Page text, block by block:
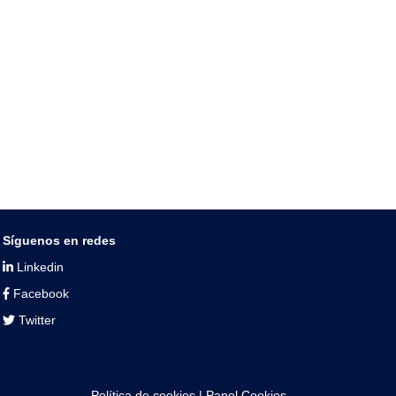
Síguenos en redes
Linkedin
Facebook
Twitter